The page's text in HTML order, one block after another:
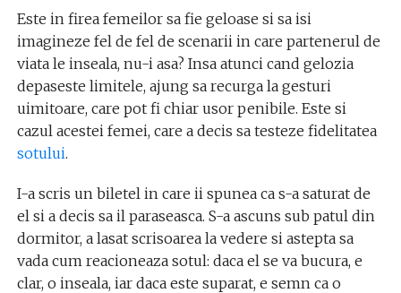
Este in firea femeilor sa fie geloase si sa isi
imagineze fel de fel de scenarii in care partenerul de
viata le inseala, nu-i asa? Insa atunci cand gelozia
depaseste limitele, ajung sa recurga la gesturi
uimitoare, care pot fi chiar usor penibile. Este si
cazul acestei femei, care a decis sa testeze fidelitatea
sotului.
I-a scris un biletel in care ii spunea ca s-a saturat de
el si a decis sa il paraseasca. S-a ascuns sub patul din
dormitor, a lasat scrisoarea la vedere si astepta sa
vada cum reacioneaza sotul: daca el se va bucura, e
clar, o inseala, iar daca este suparat, e semn ca o